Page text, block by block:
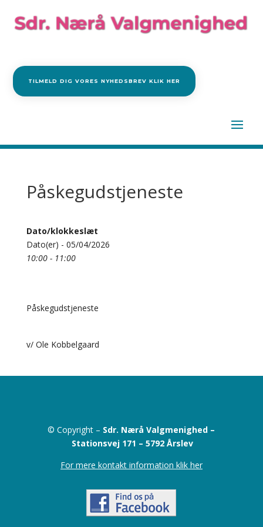
TILMELD DIG VORES NYHEDSBREV KLIK HER
Påskegudstjeneste
Dato/klokkeslæt
Dato(er) - 05/04/2026
10:00 - 11:00
Påskegudstjeneste
v/ Ole Kobbelgaard
© Copyright – Sdr. Nærå Valgmenighed –
Stationsvej 171 –5792 Årslev
For mere kontakt information klik her